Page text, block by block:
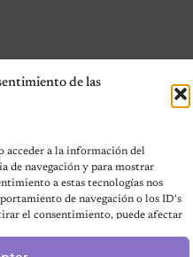
de las
acceder a la información del
de navegación y para mostrar
a estas tecnologías nos
de navegación o los ID's
el consentimiento, puede afectar
Mascotas